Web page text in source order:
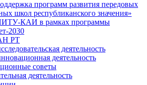
программ развития передовых
школ республиканского значения»
КАИ в рамках программы
2030
РТ
деятельность
деятельность
советы
деятельность